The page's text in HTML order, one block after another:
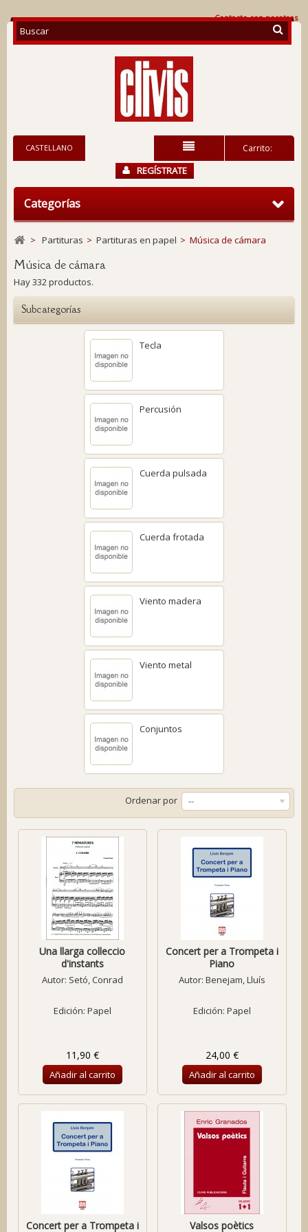
Contacte con nosotros
Carrito:
CASTELLANO
REGÍSTRATE
Categorías
> Partituras > Partituras en papel > Música de cámara
Música de cámara
Hay 332 productos.
Subcategorías
Tecla
Percusión
Cuerda pulsada
Cuerda frotada
Viento madera
Viento metal
Conjuntos
Ordenar por --
Una llarga colleccio
d'instants
Autor: Setó, Conrad
Edición: Papel
11,90 €
Añadir al carrito
Concert per a Trompeta i
Piano
Autor: Benejam, Lluís
Edición: Papel
24,00 €
Añadir al carrito
Concert per a Trompeta i
Valsos poètics